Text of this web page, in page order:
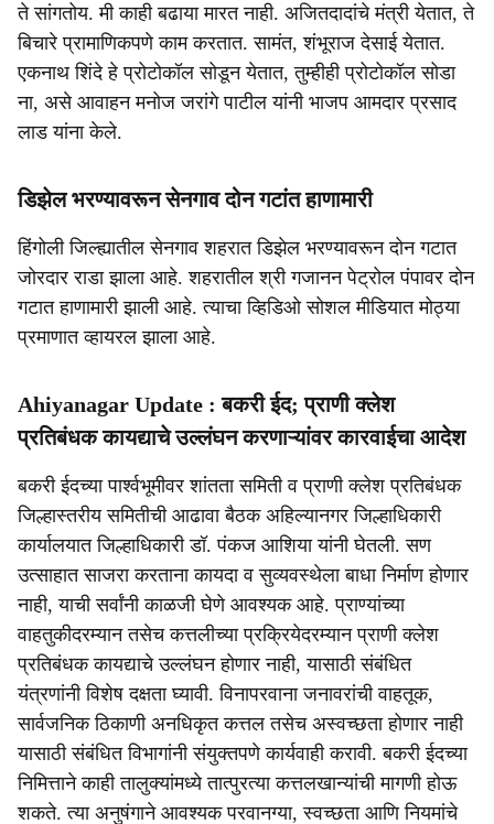
ते सांगतोय. मी काही बढाया मारत नाही. अजितदादांचे मंत्री येतात, ते
बिचारे प्रामाणिकपणे काम करतात. सामंत, शंभूराज देसाई येतात.
एकनाथ शिंदे हे प्रोटोकॉल सोडून येतात, तुम्हीही प्रोटोकॉल सोडा
ना, असे आवाहन मनोज जरांगे पाटील यांनी भाजप आमदार प्रसाद
लाड यांना केले.
डिझेल भरण्यावरून सेनगाव दोन गटांत हाणामारी
हिंगोली जिल्ह्यातील सेनगाव शहरात डिझेल भरण्यावरून दोन गटात
जोरदार राडा झाला आहे. शहरातील श्री गजानन पेट्रोल पंपावर दोन
गटात हाणामारी झाली आहे. त्याचा व्हिडिओ सोशल मीडियात मोठ्या
प्रमाणात व्हायरल झाला आहे.
Ahiyanagar Update : बकरी ईद; प्राणी क्लेश
प्रतिबंधक कायद्याचे उल्लंघन करणाऱ्यांवर कारवाईचा आदेश
बकरी ईदच्या पार्श्वभूमीवर शांतता समिती व प्राणी क्लेश प्रतिबंधक
जिल्हास्तरीय समितीची आढावा बैठक अहिल्यानगर जिल्हाधिकारी
कार्यालयात जिल्हाधिकारी डॉ. पंकज आशिया यांनी घेतली. सण
उत्साहात साजरा करताना कायदा व सुव्यवस्थेला बाधा निर्माण होणार
नाही, याची सर्वांनी काळजी घेणे आवश्यक आहे. प्राण्यांच्या
वाहतुकीदरम्यान तसेच कत्तलीच्या प्रक्रियेदरम्यान प्राणी क्लेश
प्रतिबंधक कायद्याचे उल्लंघन होणार नाही, यासाठी संबंधित
यंत्रणांनी विशेष दक्षता घ्यावी. विनापरवाना जनावरांची वाहतूक,
सार्वजनिक ठिकाणी अनधिकृत कत्तल तसेच अस्वच्छता होणार नाही
यासाठी संबंधित विभागांनी संयुक्तपणे कार्यवाही करावी. बकरी ईदच्या
निमित्ताने काही तालुक्यांमध्ये तात्पुरत्या कत्तलखान्यांची मागणी होऊ
शकते. त्या अनुषंगाने आवश्यक परवानग्या, स्वच्छता आणि नियमांचे